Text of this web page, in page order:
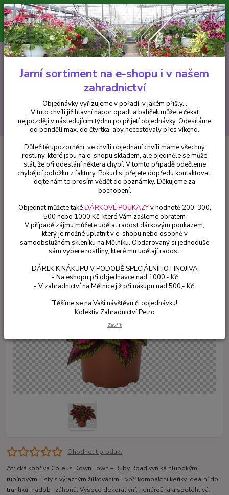
Minimální hodnota pro odeslání z e-shopu je 300 Kč.
V tuto chvíli již hlavní nápor objednávek opadl a balíček můžete čekat
nejpozději v následujícím týdnu po přijetí objednávky. Objednávky
vyřizujeme v pořadí, v jakém přišly...
CZK
Hledat
+420 602 223 614 0ks
za0 Kč
Africké kopřivy, Coleusy
Africká kopřiva-Coleus Down Town- Ruby
Road - 1 ks
Africká kopřiva-Coleus Down
Town- Ruby Road - 1 ks
Ohodnotit produkt
Africká kopřiva Coleus Down Town – Ruby Road vyniká hlubokými
rubínovými listy s výrazným žilkováním. Tvoří kompaktní keříky ideální do
truhlíků, nádob i záhonů. Vysoce dekorativní, nenáročná a spolehlivá.
Jarní sortiment na e-shopu i v našem
zahradnictví
Objednávky vyřizujeme v pořadí, v jakém přišly...
V tuto chvíli již hlavní nápor opadl a balíček můžete čekat
nejpozději v následujícím týdnu po přijetí objednávky. Odesíláme
od pondělí max. do čtvrtka, aby necestovaly přes víkend.
Důležité upozornění: ve chvíli objednání chvíli máme všechny
rostliny, které jsou na e-shopu skladem, ale ojediněle se může
stát, že při odeslání některá chybí. V tomto případě odečteme
chybějící položku z faktury. Pokud si přejete dopředu kontaktovat,
dejte nám to prosím vědět do poznámky. Děkujeme za
pochopení.
Objednat můžete takéDÁRKOVÉ POUKAZYv hodnotě 200, 300,
500 nebo 1000 Kč, které Vám zašleme obratem
V případě zájmu můžete udělat radost dárkovým poukazem,
který je možné uplatnit v e-shopu nebo osobně v
samoobslužném skleníku na Mělníku. Obdarovaný si jednoduše
sám vybere rostliny, které mu udělají radost.
DÁREK K NÁKUPU V PODOBĚ SPECIÁLNÍHO HNOJIVA
- Na eshopu při objednávce nad 1000,- Kč
- V zahradnictví na Mělníce již při nákupu nad 500,- Kč.
Těšíme se na Vaši návštěvu či objednávku!
Kolektiv Zahradnictví Petro
Zavřít